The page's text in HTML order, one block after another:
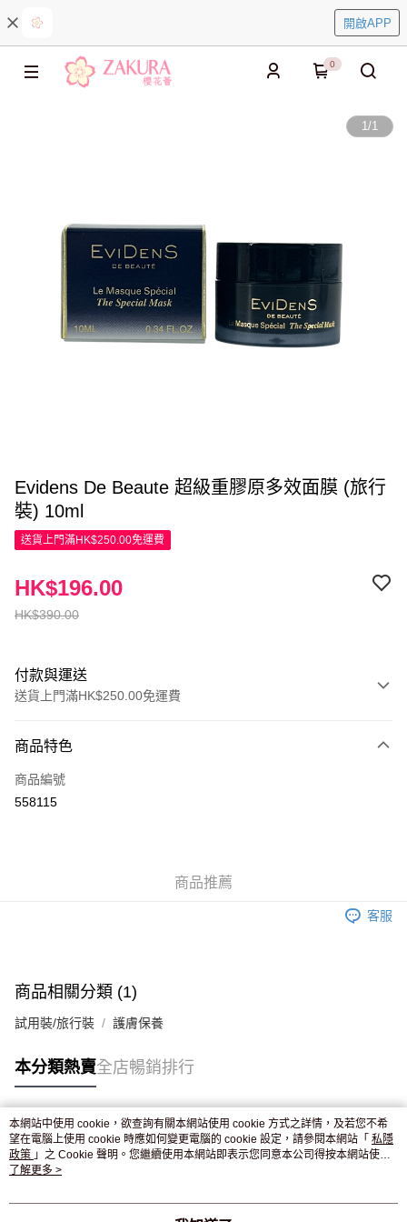
開啟APP
0
1/1
Evidens De Beaute 超級重膠原多效面膜 (旅行
裝) 10ml
送貨上門滿HK$250.00免運費
HK$390.00
HK$196.00
付款與運送
送貨上門滿HK$250.00免運費
信用卡
Apple Pay
付款後門市自取，訂單確認後2-4個工作天到店，7天內取。逾期後
商品特色
商品編號
558115
商品推薦
客服
商品相關分類 (1)
試用裝/旅行裝 護膚保養
本分類熱賣全店暢銷排行
熱門標籤
熱銷排行
本網站中使用 cookie，欲查詢有關本網站使用 cookie 方式之詳情，及若您不希
望在電腦上使用 cookie 時應如何變更電腦的 cookie 設定，請參閱本網站「 私隱
政策 」之 Cookie 聲明。您繼續使用本網站即表示您同意本公司得按本網站使用
條款之 Cookie 聲明使用 cookie。
了解更多 >